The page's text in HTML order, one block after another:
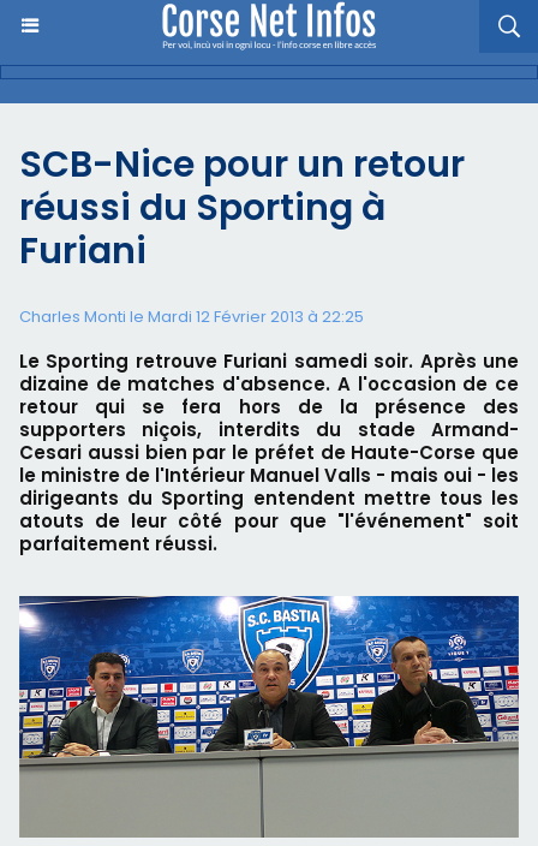
SCB-Nice pour un retour
réussi du Sporting à
Furiani
Charles Monti le Mardi 12 Février 2013 à 22:25
Le Sporting retrouve Furiani samedi soir. Après une
dizaine de matches d'absence. A l'occasion de ce
retour qui se fera hors de la présence des
supporters niçois, interdits du stade Armand-
Cesari aussi bien par le préfet de Haute-Corse que
le ministre de l'Intérieur Manuel Valls - mais oui - les
dirigeants du Sporting entendent mettre tous les
atouts de leur côté pour que "l'événement" soit
parfaitement réussi.